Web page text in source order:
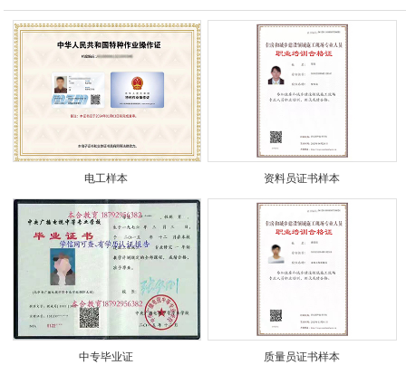
电工样本 资料员证书样本
中专毕业证 质量员证书样本